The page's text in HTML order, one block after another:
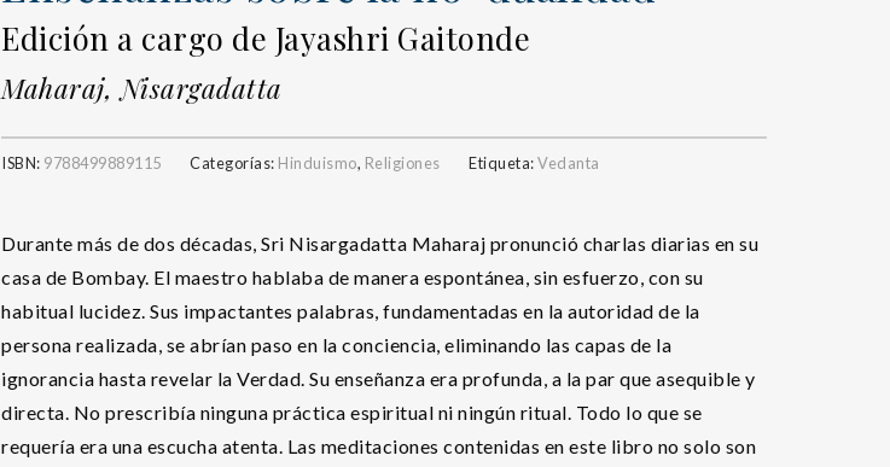
Edición a cargo de Jayashri Gaitonde
Maharaj, Nisargadatta
ISBN: 9788499889115 Categorías: Hinduismo, Religiones Etiqueta:Vedanta
Durante más de dos décadas, Sri Nisargadatta Maharaj pronunció charlas diarias en su
casa de Bombay. El maestro hablaba de manera espontánea, sin esfuerzo, con su
habitual lucidez. Sus impactantes palabras, fundamentadas en la autoridad de la
persona realizada, se abrían paso en la conciencia, eliminando las capas de la
ignorancia hasta revelar la Verdad. Su enseñanza era profunda, a la par que asequible y
directa. No prescribía ninguna práctica espiritual ni ningún ritual. Todo lo que se
requería era una escucha atenta. Las meditaciones contenidas en este libro no solo son